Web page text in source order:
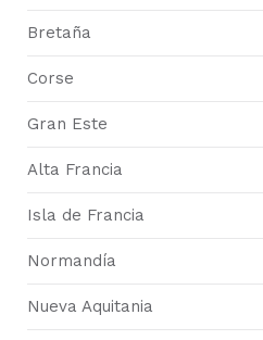
Bretaña
Corse
Gran Este
Alta Francia
Isla de Francia
Normandía
Nueva Aquitania